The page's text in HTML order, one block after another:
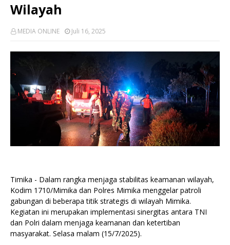
Wilayah
MEDIA ONLINE Juli 16, 2025
Timika - Dalam rangka menjaga stabilitas keamanan wilayah,
Kodim 1710/Mimika dan Polres Mimika menggelar patroli
gabungan di beberapa titik strategis di wilayah Mimika.
Kegiatan ini merupakan implementasi sinergitas antara TNI
dan Polri dalam menjaga keamanan dan ketertiban
masyarakat. Selasa malam (15/7/2025).